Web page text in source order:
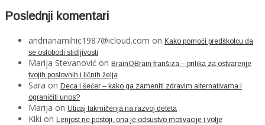
Poslednji komentari
andrianamihic1987@icloud.com on Kako pomoći predškolcu da
se oslobodi stidljivosti
Marija Stevanović on BrainOBrain franšiza – prilika za ostvarenje
tvojih poslovnih i ličnih želja
Sara on Deca i šećer – kako ga zameniti zdravim alternativama i
ograničiti unos?
Marija on Uticaj takmičenja na razvoj deteta
Kiki on Lenjost ne postoji, ona je odsustvo motivacije i volje